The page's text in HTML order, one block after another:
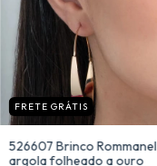
FRETE GRÁTIS
526607 Brinco Rommanel
argola folheado a ouro